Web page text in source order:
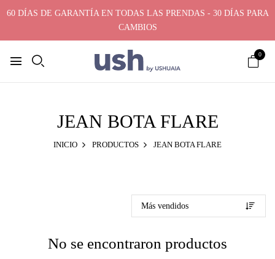
60 DÍAS DE GARANTÍA EN TODAS LAS PRENDAS - 30 DÍAS PARA
CAMBIOS
0
JEAN BOTA FLARE
INICIO PRODUCTOS JEAN BOTA FLARE
No se encontraron productos